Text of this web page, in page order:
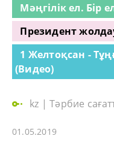
Мәңгілік ел. Бір
Президент
1 Желтоқсан -
(Видео)
kz |Тәрбие
01.05.2019